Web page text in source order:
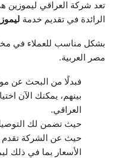
تعد شركة العراقي
الرائدة في تقديم خدمة
بشكل مناسب للعملاء في
مصر العربية.
فبدلًا من البحث عن
بينهم، يمكنك الآن
العراقي.
حيث تضمن لك
حيث عن الشركة تقدم
الأسعار بما في ذلك